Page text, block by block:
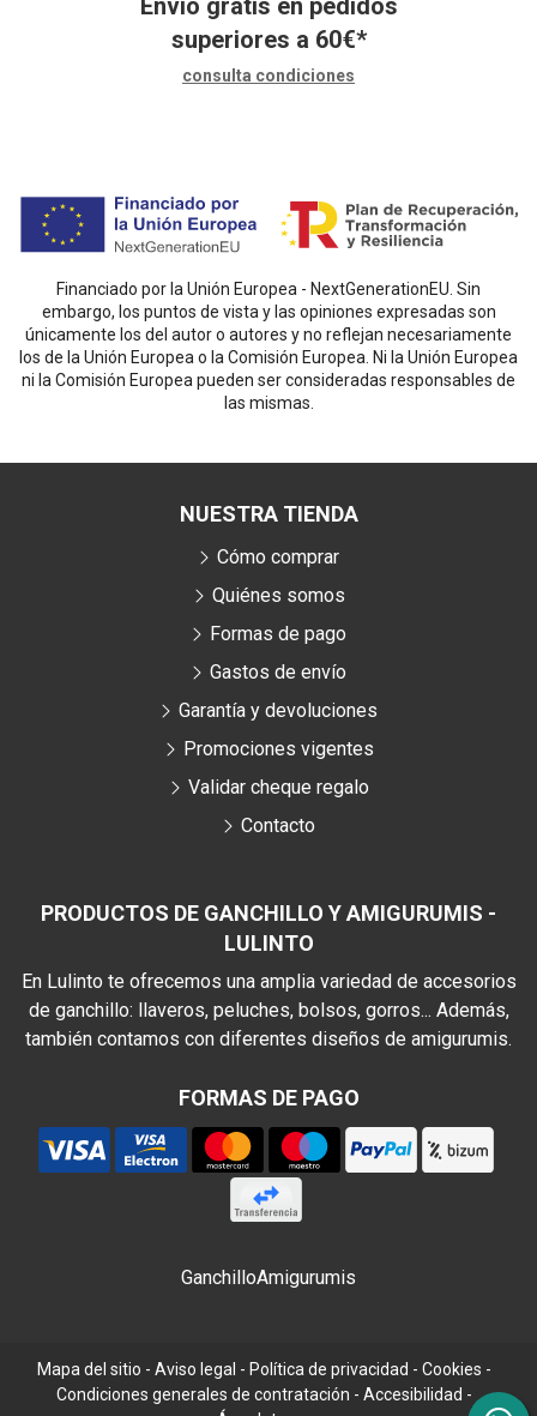
superiores a 60€*
consulta condiciones
Financiado por la Unión Europea - NextGenerationEU. Sin
embargo, los puntos de vista y las opiniones expresadas son
únicamente los del autor o autores y no reflejan necesariamente
los de la Unión Europea o la Comisión Europea. Ni la Unión Europea
ni la Comisión Europea pueden ser consideradas responsables de
las mismas.
PRODUCTOS DE GANCHILLO Y AMIGURUMIS -
LULINTO
En Lulinto te ofrecemos una amplia variedad de accesorios
de ganchillo: llaveros, peluches, bolsos, gorros... Además,
también contamos con diferentes diseños de amigurumis.
FORMAS DE PAGO
NUESTRA TIENDA
Cómo comprar
Quiénes somos
Formas de pago
Gastos de envío
Garantía y devoluciones
Promociones vigentes
Validar cheque regalo
Contacto
GanchilloAmigurumis
Mapa del sitio - Aviso legal - Política de privacidad - Cookies -
Condiciones generales de contratación - Accesibilidad -